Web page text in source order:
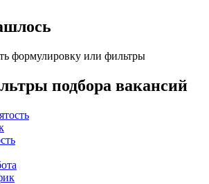
формулировку или фильтры
подбора вакансий